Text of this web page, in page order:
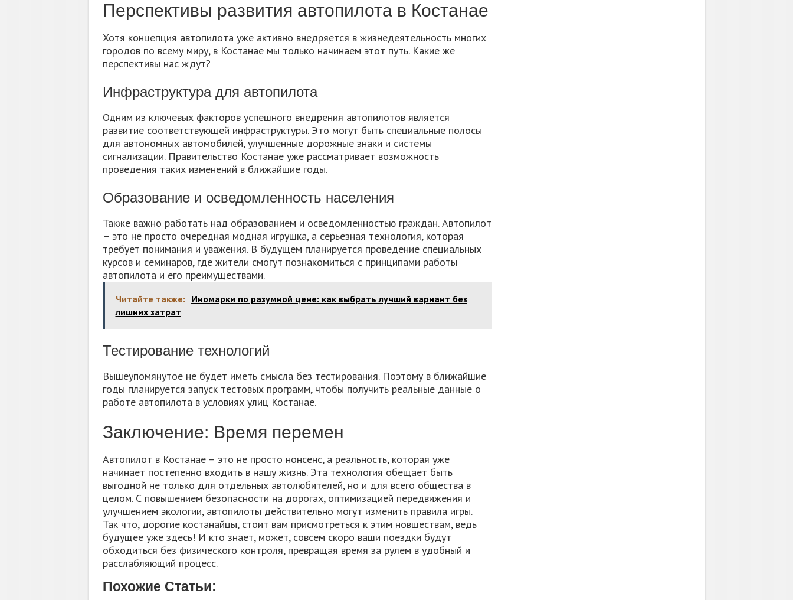
Перспективы развития автопилота в Костанае
Хотя концепция автопилота уже активно внедряется в жизнедеятельность многих
городов по всему миру, в Костанае мы только начинаем этот путь. Какие же
перспективы нас ждут?
Инфраструктура для автопилота
Одним из ключевых факторов успешного внедрения автопилотов является
развитие соответствующей инфраструктуры. Это могут быть специальные полосы
для автономных автомобилей, улучшенные дорожные знаки и системы
сигнализации. Правительство Костанае уже рассматривает возможность
проведения таких изменений в ближайшие годы.
Образование и осведомленность населения
Также важно работать над образованием и осведомленностью граждан. Автопилот
– это не просто очередная модная игрушка, а серьезная технология, которая
требует понимания и уважения. В будущем планируется проведение специальных
курсов и семинаров, где жители смогут познакомиться с принципами работы
автопилота и его преимуществами.
Читайте также: Иномарки по разумной цене: как выбрать лучший вариант без
лишних затрат
Тестирование технологий
Вышеупомянутое не будет иметь смысла без тестирования. Поэтому в ближайшие
годы планируется запуск тестовых программ, чтобы получить реальные данные о
работе автопилота в условиях улиц Костанае.
Заключение: Время перемен
Автопилот в Костанае – это не просто нонсенс, а реальность, которая уже
начинает постепенно входить в нашу жизнь. Эта технология обещает быть
выгодной не только для отдельных автолюбителей, но и для всего общества в
целом. С повышением безопасности на дорогах, оптимизацией передвижения и
улучшением экологии, автопилоты действительно могут изменить правила игры.
Так что, дорогие костанайцы, стоит вам присмотреться к этим новшествам, ведь
будущее уже здесь! И кто знает, может, совсем скоро ваши поездки будут
обходиться без физического контроля, превращая время за рулем в удобный и
расслабляющий процесс.
Похожие Статьи: